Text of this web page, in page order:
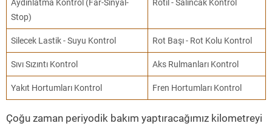
Aydınlatma Kontrol (Far-Sinyal-
Stop)
Rotil - Salıncak Kontrol
Silecek Lastik - Suyu Kontrol Rot Başı - Rot Kolu Kontrol
Sıvı Sızıntı Kontrol Aks Rulmanları Kontrol
Yakıt Hortumları Kontrol Fren Hortumları Kontrol
Çoğu zaman periyodik bakım yaptıracağımız kilometreyi